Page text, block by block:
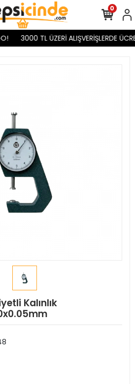
3000 TL ÜZERİ ALIŞVERİŞLERDE
0
Kalınlık